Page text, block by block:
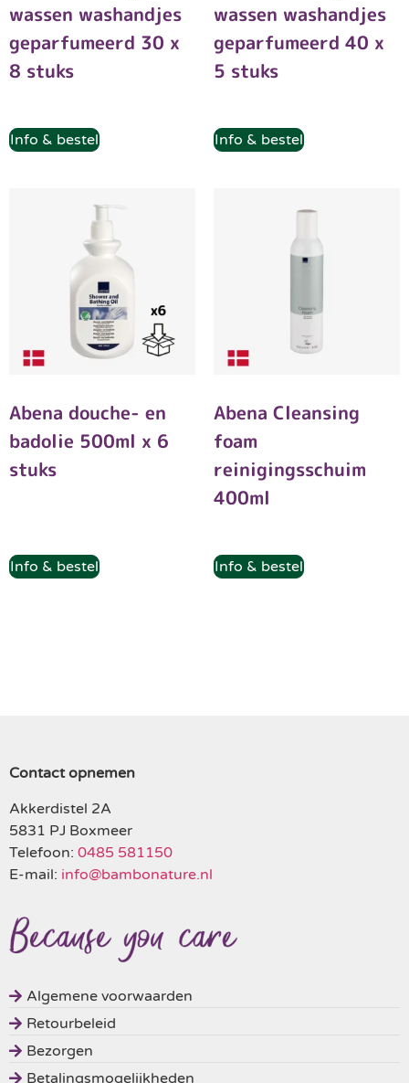
wassen washandjes
geparfumeerd 30 x
8 stuks
Info & bestel
wassen washandjes
geparfumeerd 40 x
5 stuks
Info & bestel
Abena douche- en
badolie 500ml x 6
stuks
Info & bestel
Abena Cleansing
foam
reinigingsschuim
400ml
Info & bestel
Contact opnemen
Akkerdistel 2A
5831 PJ Boxmeer
Telefoon: 0485 581150
E-mail: info@bambonature.nl
Algemene voorwaarden
Retourbeleid
Bezorgen
Betalingsmogelijkheden